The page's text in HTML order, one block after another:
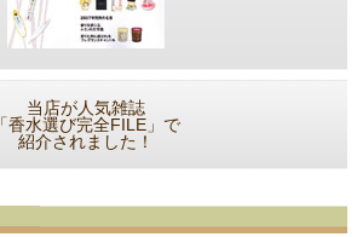
当店が人気雑誌
「香水選び完全FILE」で
紹介されました！